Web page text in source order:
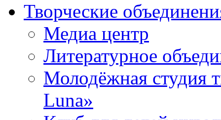
Творческие
Медиа центр
Литературное
Молодёжная студия
Luna»